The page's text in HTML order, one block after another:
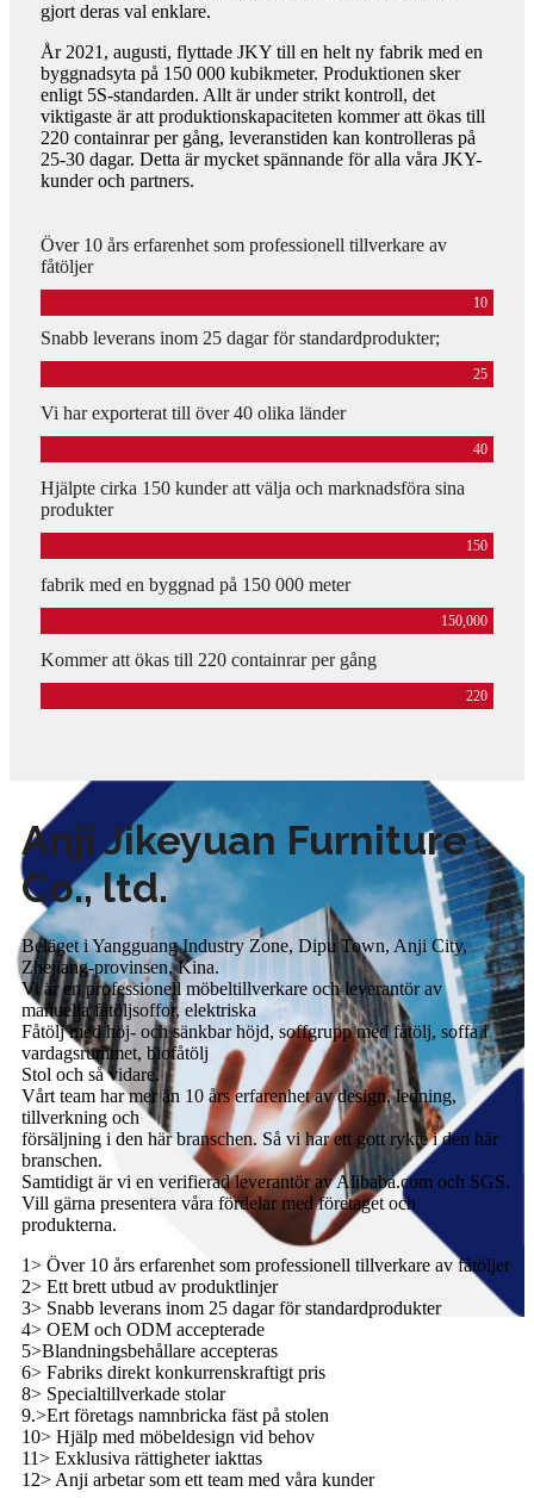
gjort deras val enklare.
År 2021, augusti, flyttade JKY till en helt ny fabrik med en
byggnadsyta på 150 000 kubikmeter. Produktionen sker
enligt 5S-standarden. Allt är under strikt kontroll, det
viktigaste är att produktionskapaciteten kommer att ökas till
220 containrar per gång, leveranstiden kan kontrolleras på
25-30 dagar. Detta är mycket spännande för alla våra JKY-
kunder och partners.
Över 10 års erfarenhet som professionell tillverkare av
fåtöljer
10
Snabb leverans inom 25 dagar för standardprodukter;
25
Vi har exporterat till över 40 olika länder
40
Hjälpte cirka 150 kunder att välja och marknadsföra sina
produkter
150
fabrik med en byggnad på 150 000 meter
150,000
Kommer att ökas till 220 containrar per gång
220
Anji Jikeyuan Furniture
Co., ltd.
Beläget i Yangguang Industry Zone, Dipu Town, Anji City,
Zhejiang-provinsen, Kina.
Vi är en professionell möbeltillverkare och leverantör av
manuella fåtöljsoffor, elektriska
Fåtölj med höj- och sänkbar höjd, soffgrupp med fåtölj, soffa i
vardagsrummet, biofåtölj
Stol och så vidare.
Vårt team har mer än 10 års erfarenhet av design, ledning,
tillverkning och
försäljning i den här branschen. Så vi har ett gott rykte i den här
branschen.
Samtidigt är vi en verifierad leverantör av Alibaba.com och SGS.
Vill gärna presentera våra fördelar med företaget och
produkterna.
1> Över 10 års erfarenhet som professionell tillverkare av fåtöljer
2> Ett brett utbud av produktlinjer
3> Snabb leverans inom 25 dagar för standardprodukter
4> OEM och ODM accepterade
5>Blandningsbehållare accepteras
6> Fabriks direkt konkurrenskraftigt pris
8> Specialtillverkade stolar
9.>Ert företags namnbricka fäst på stolen
10> Hjälp med möbeldesign vid behov
11> Exklusiva rättigheter iakttas
12> Anji arbetar som ett team med våra kunder